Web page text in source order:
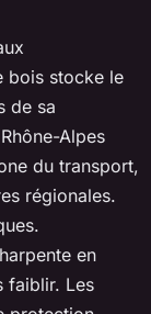
bois stocke le
de sa
Alpes
du transport,
régionales.
en
faiblir. Les